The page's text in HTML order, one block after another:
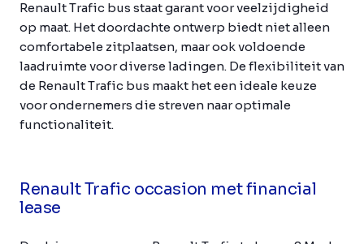
Renault Trafic bus staat garant voor veelzijdigheid
op maat. Het doordachte ontwerp biedt niet alleen
comfortabele zitplaatsen, maar ook voldoende
laadruimte voor diverse ladingen. De flexibiliteit van
de Renault Trafic bus maakt het een ideale keuze
voor ondernemers die streven naar optimale
functionaliteit.
Renault Trafic occasion met financial
lease